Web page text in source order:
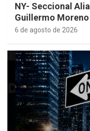
NY- Seccional
Guillermo
6 de agosto de 2026